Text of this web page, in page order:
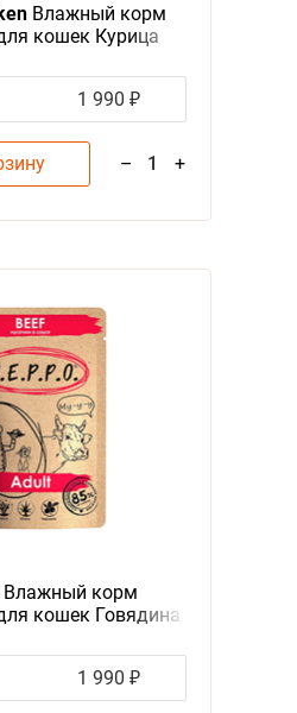
Влажный корм
кошек Курица
1 990 ₽
– 1 +
корм
кошек Говядина
1 990 ₽